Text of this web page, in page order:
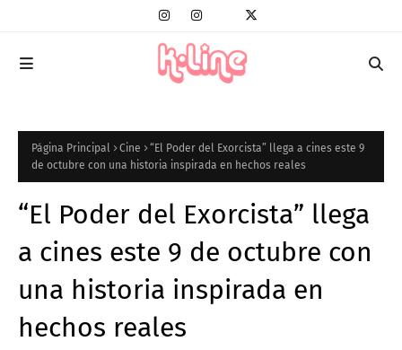
Página Principal Cine
“El Poder del Exorcista” llega a cines este 9
de octubre con una historia inspirada en hechos reales
“El Poder del Exorcista” llega
a cines este 9 de octubre con
una historia inspirada en
hechos reales